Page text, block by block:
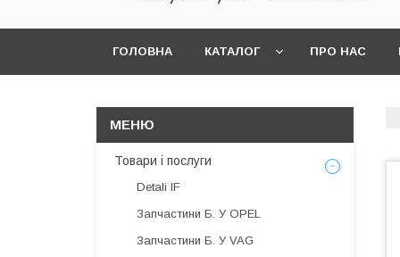
ГОЛОВНА КАТАЛОГ ПРО НАС
Товари і послуги
Detali IF
Запчастини Б. У OPEL
Запчастини Б. У VAG